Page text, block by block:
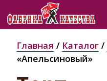
Главная / Каталог /
«Апельсиновый»